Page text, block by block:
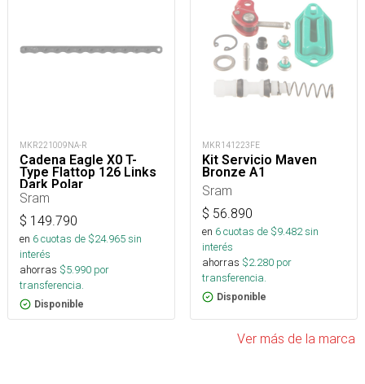
MKR221009NA-R
Cadena Eagle X0 T-
Type Flattop 126 Links
Dark Polar
Sram
$ 149.790
en 6cuotas de $24.965sin
interés
ahorras $5.990 por
transferencia.
Disponible
MKR141223FE
Kit Servicio Maven
Bronze A1
Sram
$ 56.890
en 6cuotas de $9.482sin
interés
ahorras $2.280 por
transferencia.
Disponible
Ver más de la marca